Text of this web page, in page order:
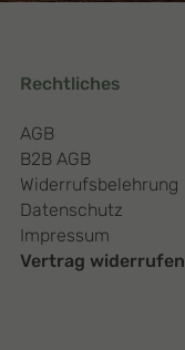
Rechtliches
AGB
B2B AGB
Widerrufsbelehrung
Datenschutz
Impressum
Vertrag widerrufen